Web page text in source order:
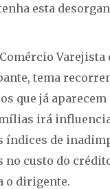
esta
Varejista
tema
que já
irá
índices de
no custo do
o dirigente.